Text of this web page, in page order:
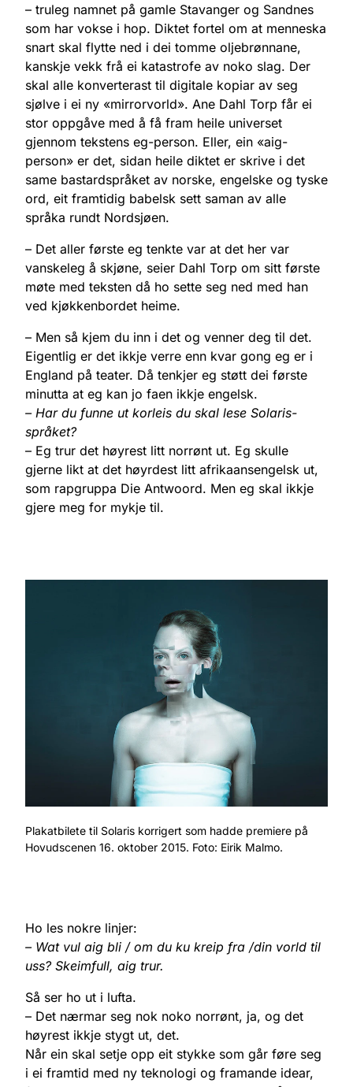
– truleg namnet på gamle Stavanger og Sandnes
som har vokse i hop. Diktet fortel om at menneska
snart skal flytte ned i dei tomme oljebrønnane,
kanskje vekk frå ei katastrofe av noko slag. Der
skal alle konverterast til digitale kopiar av seg
sjølve i ei ny «mirrorvorld». Ane Dahl Torp får ei
stor oppgåve med å få fram heile universet
gjennom tekstens eg-person. Eller, ein «aig-
person» er det, sidan heile diktet er skrive i det
same bastardspråket av norske, engelske og tyske
ord, eit framtidig babelsk sett saman av alle
språka rundt Nordsjøen.
– Det aller første eg tenkte var at det her var
vanskeleg å skjøne, seier Dahl Torp om sitt første
møte med teksten då ho sette seg ned med han
ved kjøkkenbordet heime.
– Men så kjem du inn i det og venner deg til det.
Eigentlig er det ikkje verre enn kvar gong eg er i
England på teater. Då tenkjer eg støtt dei første
minutta at eg kan jo faen ikkje engelsk.
– Har du funne ut korleis du skal lese Solaris-
språket?
– Eg trur det høyrest litt norrønt ut. Eg skulle
gjerne likt at det høyrdest litt afrikaansengelsk ut,
som rapgruppa Die Antwoord. Men eg skal ikkje
gjere meg for mykje til.
Plakatbilete til Solaris korrigert som hadde premiere på
Hovudscenen 16. oktober 2015. Foto: Eirik Malmo.
Ho les nokre linjer:
– Wat vul aig bli / om du ku kreip fra /din vorld til
uss? Skeimfull, aig trur.
Så ser ho ut i lufta.
– Det nærmar seg nok noko norrønt, ja, og det
høyrest ikkje stygt ut, det.
Når ein skal setje opp eit stykke som går føre seg
i ei framtid med ny teknologi og framande idear,